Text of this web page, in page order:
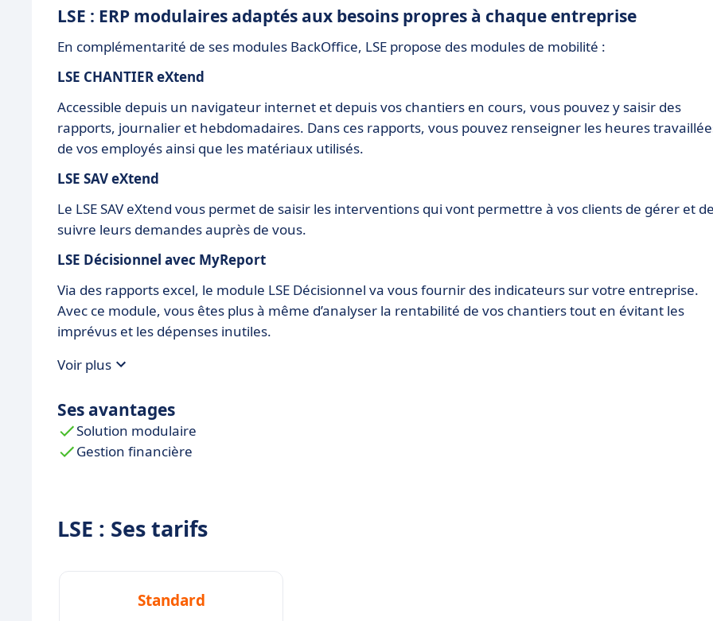
LSE : ERP modulaires adaptés aux besoins propres à chaque entreprise
En complémentarité de ses modules BackOffice, LSE propose des modules de mobilité :
LSE CHANTIER eXtend
Accessible depuis un navigateur internet et depuis vos chantiers en cours, vous pouvez y saisir des
rapports, journalier et hebdomadaires. Dans ces rapports, vous pouvez renseigner les heures
de vos employés ainsi que les matériaux utilisés.
LSE SAV eXtend
Le LSE SAV eXtend vous permet de saisir les interventions qui vont permettre à vos clients de gérer et
suivre leurs demandes auprès de vous.
LSE Décisionnel avec MyReport
Via des rapports excel, le module LSE Décisionnel va vous fournir des indicateurs sur votre entreprise.
Avec ce module, vous êtes plus à même d’analyser la rentabilité de vos chantiers tout en évitant les
imprévus et les dépenses inutiles.
Voir plus
Ses avantages
Solution modulaire
Gestion financière
LSE : Ses tarifs
Standard